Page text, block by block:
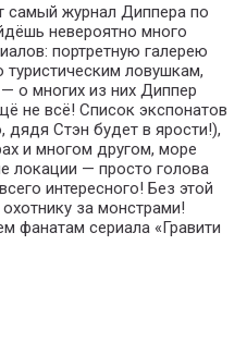
самый журнал Диппера по
невероятно много
портретную галерею
ловушкам,
о многих из них Диппер
не всё! Список экспонатов
Стэн будет в ярости!),
и многом другом, море
локации — просто голова
интересного! Без этой
за монстрами!
фанатам сериала «Гравити